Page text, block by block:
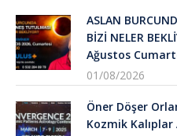
ASLAN
BİZİ NELER
Ağustos
01/08/2026
Öner Döşer
Kozmik